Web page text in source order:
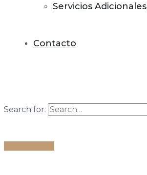
Servicios Adicionales
Contacto
Search for: